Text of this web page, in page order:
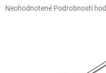
Priemerné
Neohodnotené Podrobnosti